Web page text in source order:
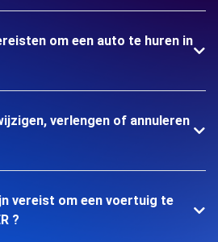
om een auto te huren in
verlengen of annuleren
vereist om een voertuig te
?